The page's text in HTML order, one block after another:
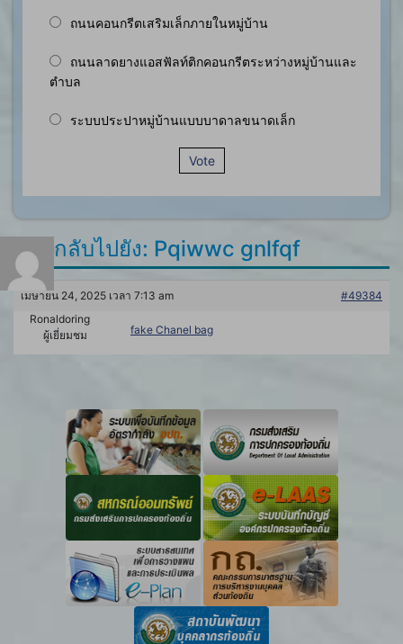
ถนนคอนกรีตเสริมเล็กภายในหมู่บ้าน
ถนนลาดยางแอสฟัลท์ติกคอนกรีตระหว่างหมู่บ้านและ
ตำบล
ระบบประปาหมู่บ้านแบบบาดาลขนาดเล็ก
Vote
ตอบกลับไปยัง: Pqiwwc gnlfqf
เมษายน 24, 2025 เวลา 7:13 am
#49384
Ronaldoring
ผู้เยี่ยมชม
fake Chanel bag